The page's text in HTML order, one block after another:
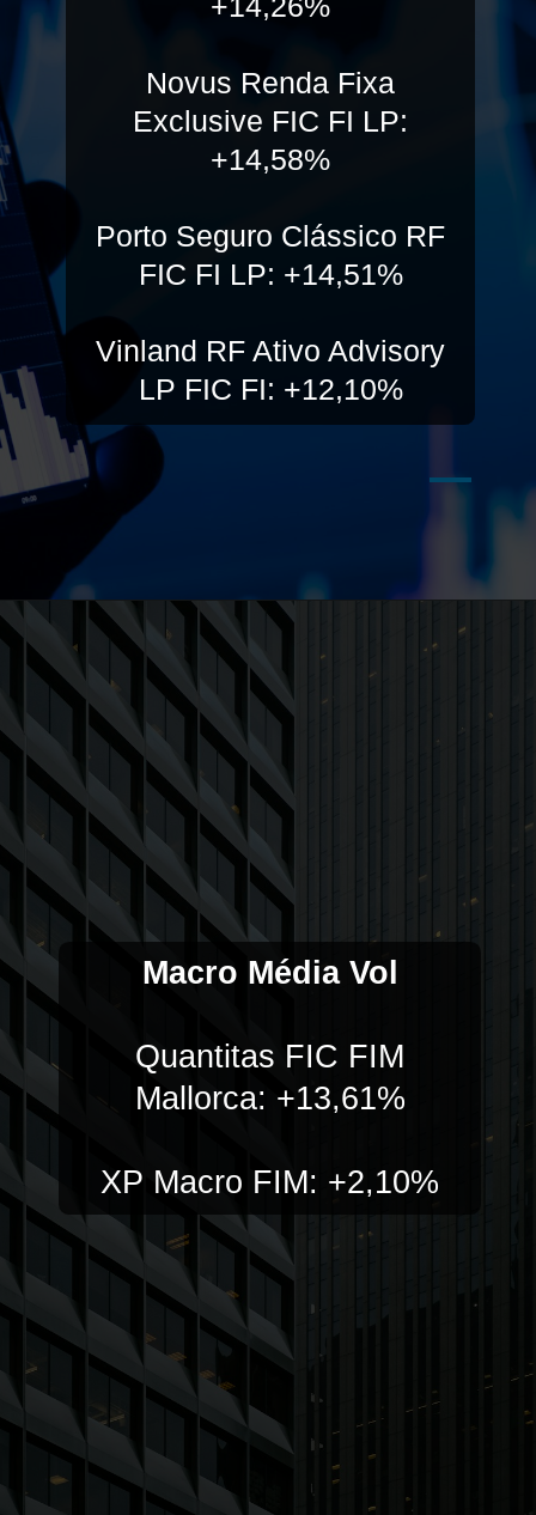
Novus Renda Fixa
Exclusive FIC FI LP:
+14,58%
Porto Seguro Clássico RF
FIC FI LP: +14,51%
Vinland RF Ativo Advisory
LP FIC FI: +12,10%
Macro Média Vol
Quantitas FIC FIM
Mallorca: +13,61%
XP Macro FIM: +2,10%